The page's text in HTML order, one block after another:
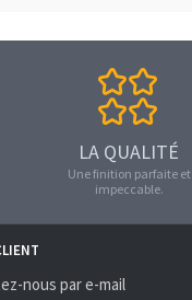
LA QUALITÉ
Une finition parfaite et
impeccable.
nous par e-mail